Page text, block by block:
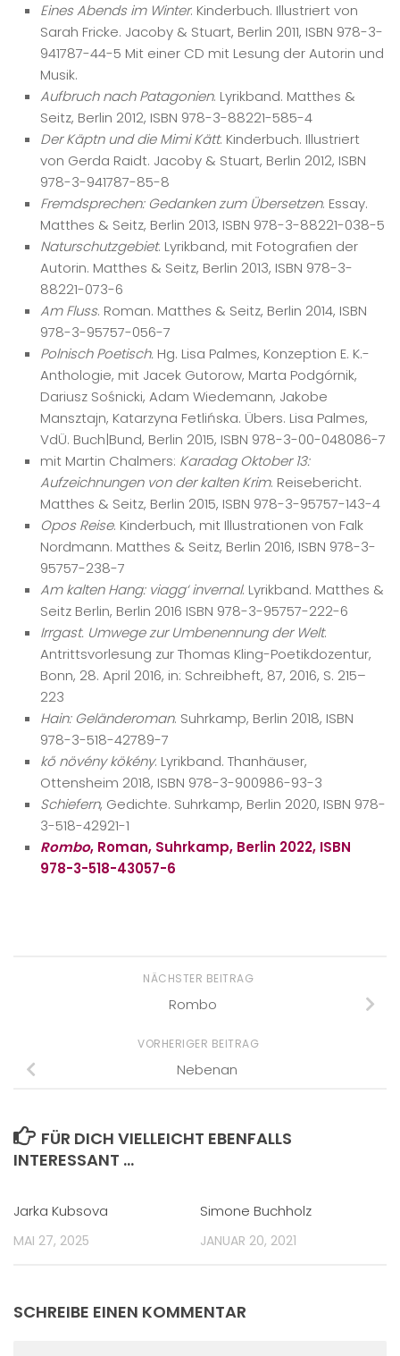
Eines Abends im Winter. Kinderbuch. Illustriert von
Sarah Fricke. Jacoby & Stuart, Berlin 2011, ISBN 978-3-
941787-44-5 Mit einer CD mit Lesung der Autorin und
Musik.
Aufbruch nach Patagonien. Lyrikband. Matthes &
Seitz, Berlin 2012, ISBN 978-3-88221-585-4
Der Käptn und die Mimi Kätt. Kinderbuch. Illustriert
von Gerda Raidt. Jacoby & Stuart, Berlin 2012, ISBN
978-3-941787-85-8
Fremdsprechen: Gedanken zum Übersetzen. Essay.
Matthes & Seitz, Berlin 2013, ISBN 978-3-88221-038-5
Naturschutzgebiet. Lyrikband, mit Fotografien der
Autorin. Matthes & Seitz, Berlin 2013, ISBN 978-3-
88221-073-6
Am Fluss. Roman. Matthes & Seitz, Berlin 2014, ISBN
978-3-95757-056-7
Polnisch Poetisch. Hg. Lisa Palmes, Konzeption E. K.-
Anthologie, mit Jacek Gutorow, Marta Podgórnik,
Dariusz Sośnicki, Adam Wiedemann, Jakobe
Mansztajn, Katarzyna Fetlińska. Übers. Lisa Palmes,
VdÜ. Buch|Bund, Berlin 2015, ISBN 978-3-00-048086-7
mit Martin Chalmers: Karadag Oktober 13:
Aufzeichnungen von der kalten Krim. Reisebericht.
Matthes & Seitz, Berlin 2015, ISBN 978-3-95757-143-4
Opos Reise. Kinderbuch, mit Illustrationen von Falk
Nordmann. Matthes & Seitz, Berlin 2016, ISBN 978-3-
95757-238-7
Am kalten Hang: viagg‘ invernal. Lyrikband. Matthes &
Seitz Berlin, Berlin 2016 ISBN 978-3-95757-222-6
Irrgast. Umwege zur Umbenennung der Welt.
Antrittsvorlesung zur Thomas Kling-Poetikdozentur,
Bonn, 28. April 2016, in: Schreibheft, 87, 2016, S. 215–
223
Hain: Geländeroman. Suhrkamp, Berlin 2018, ISBN
978-3-518-42789-7
kő növény kökény. Lyrikband. Thanhäuser,
Ottensheim 2018, ISBN 978-3-900986-93-3
Schiefern, Gedichte. Suhrkamp, Berlin 2020, ISBN 978-
3-518-42921-1
Rombo, Roman, Suhrkamp, Berlin 2022, ISBN
978-3-518-43057-6
NÄCHSTER BEITRAG
Rombo
VORHERIGER BEITRAG
Nebenan
FÜR DICH VIELLEICHT EBENFALLS
INTERESSANT …
Jarka Kubsova
MAI 27, 2025
Simone Buchholz
JANUAR 20, 2021
SCHREIBE EINEN KOMMENTAR